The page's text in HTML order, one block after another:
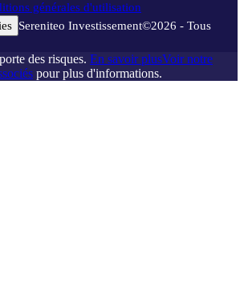
générales d'utilisation
Sereniteo Investissement©2026 - Tous
des risques. En savoir plusVoir notre
pour plus d'informations.